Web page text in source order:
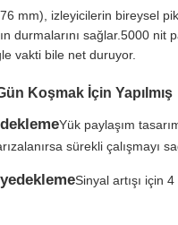
mm), izleyicilerin bireysel
durmalarını sağlar.5000 nit
vakti bile net duruyor.
Koşmak İçin Yapılmış
Yük paylaşım
sürekli çalışmayı
Sinyal artışı için